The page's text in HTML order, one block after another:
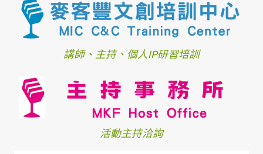
講師、主持、個人IP研習培訓
活動主持洽詢